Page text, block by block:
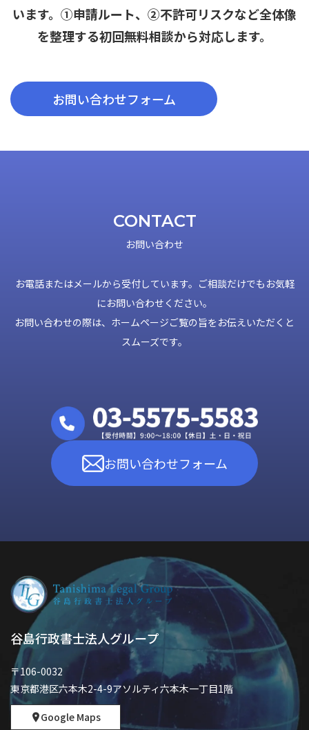
います。①申請ルート、②不許可リスクなど全体像
を整理する初回無料相談から対応します。
お問い合わせフォーム
CONTACT
お問い合わせ
お電話またはメールから受付しています。ご相談だけでもお気軽
にお問い合わせください。
お問い合わせの際は、ホームページご覧の旨をお伝えいただくと
スムーズです。
お問い合わせフォーム
谷島行政書士法人グループ
〒106-0032
東京都港区六本木2-4-9アソルティ六本木一丁目1階
Google Maps